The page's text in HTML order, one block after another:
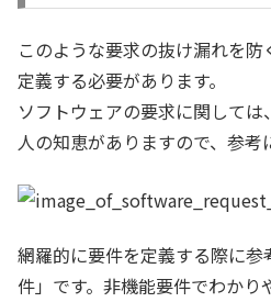
このような要求の抜け漏れを
定義する必要があります。
ソフトウェアの要求に関して
人の知恵がありますので、参考
網羅的に要件を定義する際に
件」です。非機能要件でわかり